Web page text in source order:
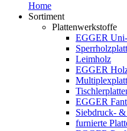
Home
Sortiment
Plattenwerkstoffe
EGGER
Leimholz
EGGER
EGGER
Siebdruck-
furnierte